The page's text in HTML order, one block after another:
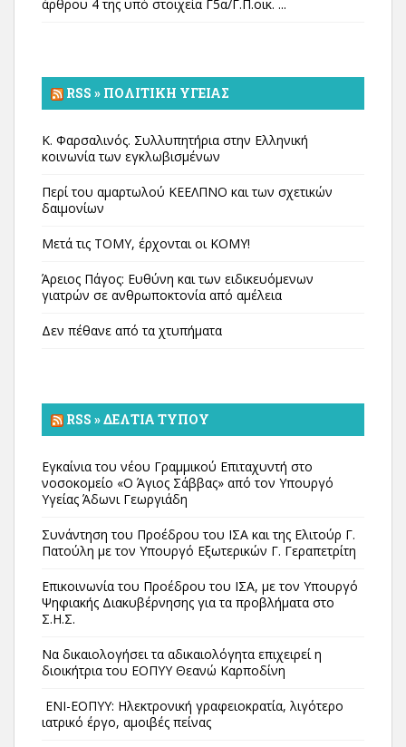
άρθρου 4 της υπό στοιχεία Γ5α/Γ.Π.οικ. ...
RSS » ΠΟΛΙΤΙΚΉ ΥΓΕΊΑΣ
Κ. Φαρσαλινός. Συλλυπητήρια στην Ελληνική
κοινωνία των εγκλωβισμένων
Περί του αμαρτωλού ΚΕΕΛΠΝΟ και των σχετικών
δαιμονίων
Μετά τις ΤΟΜΥ, έρχονται οι ΚΟΜΥ!
Άρειος Πάγος: Ευθύνη και των ειδικευόμενων
γιατρών σε ανθρωποκτονία από αμέλεια
Δεν πέθανε από τα χτυπήματα
RSS » ΔΕΛΤΊΑ ΤΎΠΟΥ
Εγκαίνια του νέου Γραμμικού Επιταχυντή στο
νοσοκομείο «Ο Άγιος Σάββας» από τον Υπουργό
Υγείας Άδωνι Γεωργιάδη
Συνάντηση του Προέδρου του ΙΣΑ και της Ελιτούρ Γ.
Πατούλη με τον Υπουργό Εξωτερικών Γ. Γεραπετρίτη
Επικοινωνία του Προέδρου του ΙΣΑ, με τον Υπουργό
Ψηφιακής Διακυβέρνησης για τα προβλήματα στο
Σ.Η.Σ.
Να δικαιολογήσει τα αδικαιολόγητα επιχειρεί η
διοικήτρια του ΕΟΠΥΥ Θεανώ Καρποδίνη
ΕΝΙ-ΕΟΠΥΥ: Ηλεκτρονική γραφειοκρατία, λιγότερο
ιατρικό έργο, αμοιβές πείνας